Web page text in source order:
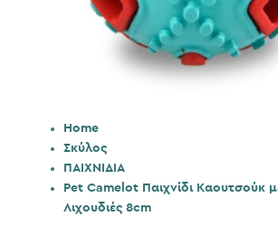
Home
Σκύλος
ΠΑΙΧΝΙΔΙΑ
Pet Camelot Παιχνίδι Καουτσούκ
Λιχουδιές 8cm